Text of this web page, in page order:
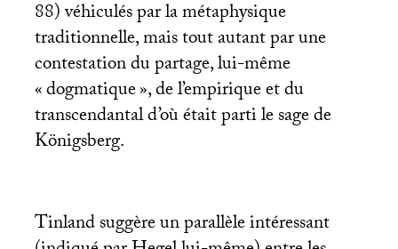
88) véhiculés par la métaphysique
traditionnelle, mais tout autant par une
contestation du partage, lui-même
«dogmatique», de l’empirique et du
transcendantal d’où était parti le sage de
Königsberg.
Tinland suggère un parallèle intéressant